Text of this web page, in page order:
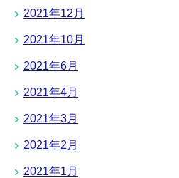
2021年12月
2021年10月
2021年6月
2021年4月
2021年3月
2021年2月
2021年1月